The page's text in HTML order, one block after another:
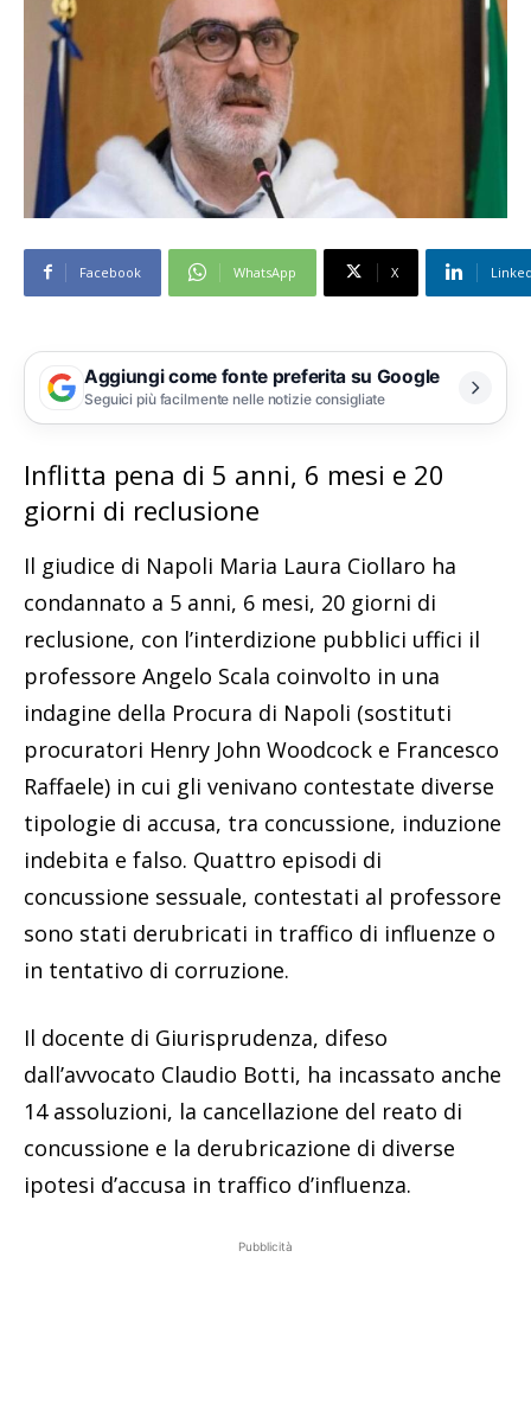
Facebook WhatsApp X
Aggiungi come fonte preferita su Google
Seguici più facilmente nelle notizie consigliate
Inflitta pena di 5 anni, 6 mesi e 20
giorni di reclusione
Il giudice di Napoli Maria Laura Ciollaro ha
condannato a 5 anni, 6 mesi, 20 giorni di
reclusione, con l’interdizione pubblici uffici il
professore Angelo Scala coinvolto in una
indagine della Procura di Napoli (sostituti
procuratori Henry John Woodcock e Francesco
Raffaele) in cui gli venivano contestate diverse
tipologie di accusa, tra concussione, induzione
indebita e falso. Quattro episodi di
concussione sessuale, contestati al professore
sono stati derubricati in traffico di influenze o
in tentativo di corruzione.
Il docente di Giurisprudenza, difeso
dall’avvocato Claudio Botti, ha incassato anche
14 assoluzioni, la cancellazione del reato di
concussione e la derubricazione di diverse
ipotesi d’accusa in traffico d’influenza.
Pubblicità